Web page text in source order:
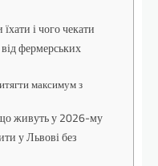
і чого чекати
фермерських
максимум з
що живуть у 2026-му
у Львові без